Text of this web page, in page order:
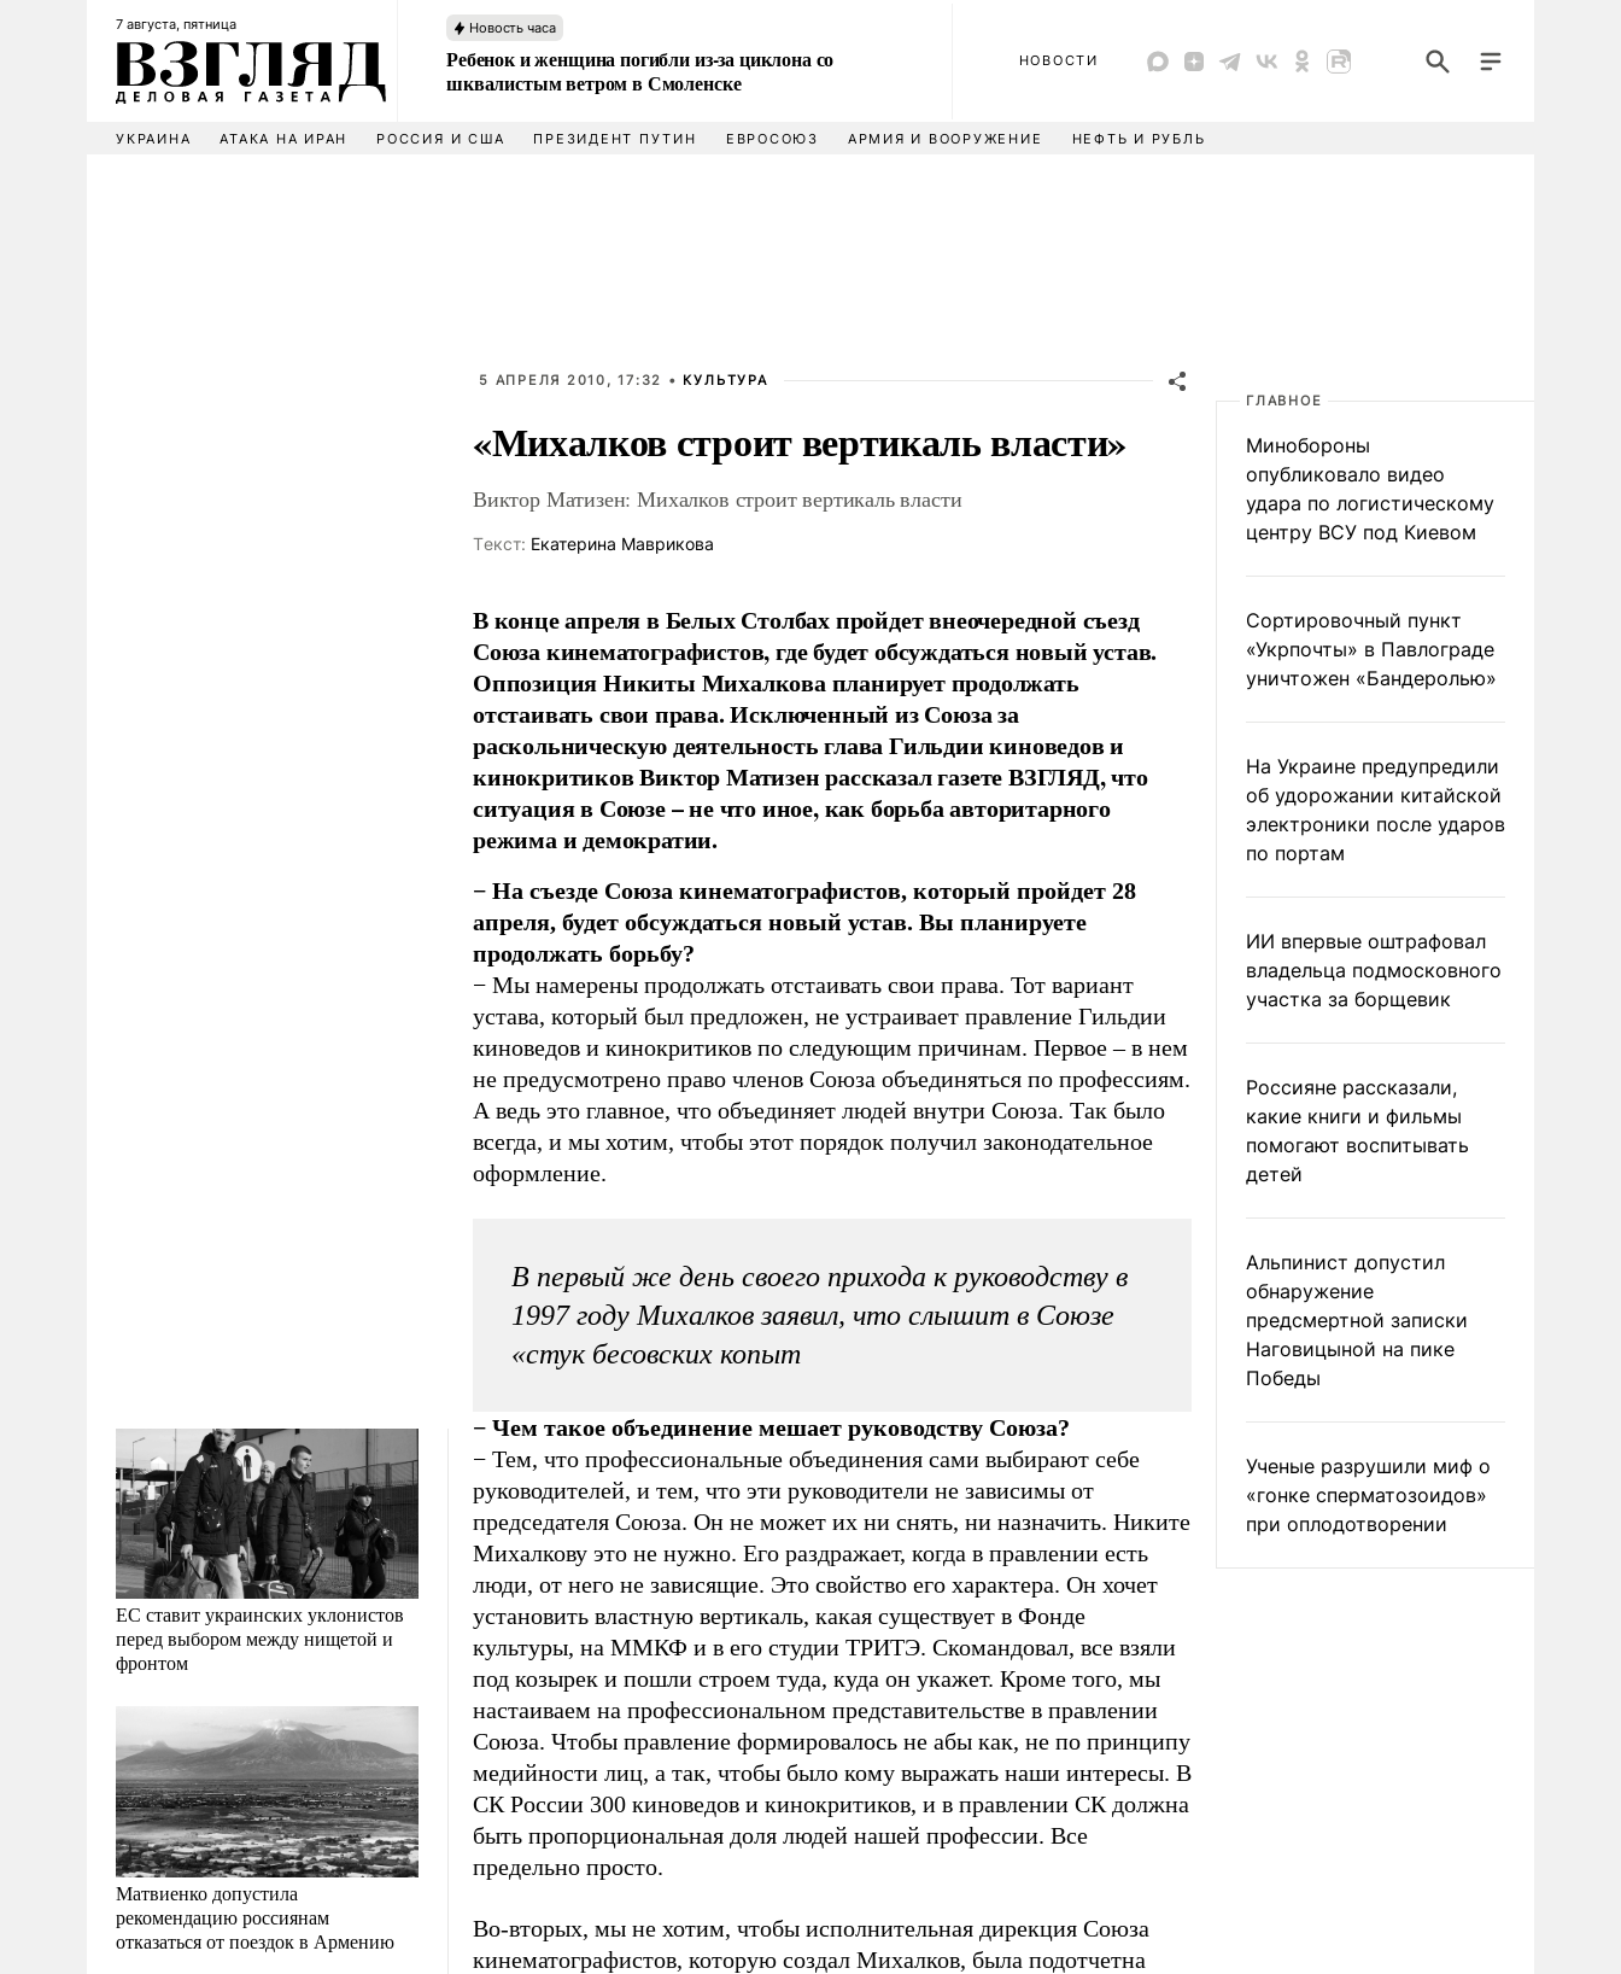
7 августа, пятница Новость часа
Ребенок и женщина погибли из-за циклона со
шквалистым ветром в Смоленске
НОВОСТИ
УКРАИНА АТАКА НА ИРАН РОССИЯ И США ПРЕЗИДЕНТ ПУТИН ЕВРОСОЮЗ АРМИЯ И ВООРУЖЕНИЕ НЕФТЬ И РУБЛЬ
ЕС ставит украинских уклонистов
перед выбором между нищетой и
фронтом
Матвиенко допустила
рекомендацию россиянам
отказаться от поездок в Армению
5 АПРЕЛЯ 2010, 17:32 • КУЛЬТУРА
«Михалков строит вертикаль власти»
Виктор Матизен: Михалков строит вертикаль власти
Tекст: Екатерина Маврикова
В конце апреля в Белых Столбах пройдет внеочередной съезд
Союза кинематографистов, где будет обсуждаться новый устав.
Оппозиция Никиты Михалкова планирует продолжать
отстаивать свои права. Исключенный из Союза за
раскольническую деятельность глава Гильдии киноведов и
кинокритиков Виктор Матизен рассказал газете ВЗГЛЯД, что
ситуация в Союзе – не что иное, как борьба авторитарного
режима и демократии.
− На съезде Союза кинематографистов, который пройдет 28
апреля, будет обсуждаться новый устав. Вы планируете
продолжать борьбу?
− Мы намерены продолжать отстаивать свои права. Тот вариант
устава, который был предложен, не устраивает правление Гильдии
киноведов и кинокритиков по следующим причинам. Первое – в нем
не предусмотрено право членов Союза объединяться по профессиям.
А ведь это главное, что объединяет людей внутри Союза. Так было
всегда, и мы хотим, чтобы этот порядок получил законодательное
оформление.
В первый же день своего прихода к руководству в
1997 году Михалков заявил, что слышит в Союзе
«стук бесовских копыт
− Чем такое объединение мешает руководству Союза?
− Тем, что профессиональные объединения сами выбирают себе
руководителей, и тем, что эти руководители не зависимы от
председателя Союза. Он не может их ни снять, ни назначить. Никите
Михалкову это не нужно. Его раздражает, когда в правлении есть
люди, от него не зависящие. Это свойство его характера. Он хочет
установить властную вертикаль, какая существует в Фонде
культуры, на ММКФ и в его студии ТРИТЭ. Скомандовал, все взяли
под козырек и пошли строем туда, куда он укажет. Кроме того, мы
настаиваем на профессиональном представительстве в правлении
Союза. Чтобы правление формировалось не абы как, не по принципу
медийности лиц, а так, чтобы было кому выражать наши интересы. В
СК России 300 киноведов и кинокритиков, и в правлении СК должна
быть пропорциональная доля людей нашей профессии. Все
предельно просто.
Во-вторых, мы не хотим, чтобы исполнительная дирекция Союза
кинематографистов, которую создал Михалков, была подотчетна
ГЛАВНОЕ
Минобороны
опубликовало видео
удара по логистическому
центру ВСУ под Киевом
Сортировочный пункт
«Укрпочты» в Павлограде
уничтожен «Бандеролью»
На Украине предупредили
об удорожании китайской
электроники после ударов
по портам
ИИ впервые оштрафовал
владельца подмосковного
участка за борщевик
Россияне рассказали,
какие книги и фильмы
помогают воспитывать
детей
Альпинист допустил
обнаружение
предсмертной записки
Наговицыной на пике
Победы
Ученые разрушили миф о
«гонке сперматозоидов»
при оплодотворении